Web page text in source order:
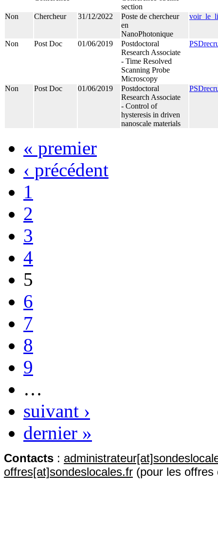
section
Non
Chercheur 31/12/2022
Poste de chercheur
en
NanoPhotonique
Non Post Doc 01/06/2019
Postdoctoral
Research Associate
- Time Resolved
Scanning Probe
Microscopy
Non Post Doc 01/06/2019
Postdoctoral
Research Associate
- Control of
hysteresis in driven
nanoscale materials
« premier
‹ précédent
1
2
3
4
5
6
7
8
9
…
suivant ›
dernier »
Contacts :
offres[at]sondeslocales.fr (pour les offres